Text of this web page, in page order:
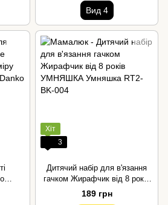
Вид 4
Хіт
3
Дитячий набір для в'язання
гачком Жирафчик від 8 років
УМНЯШКА
189 грн